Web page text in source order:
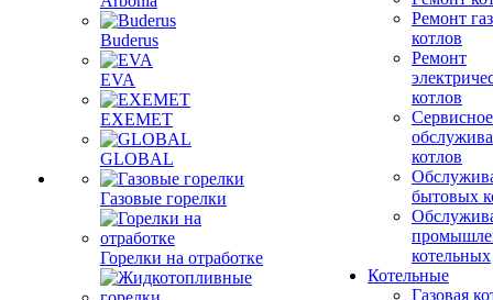
Buderus
EVA
EXEMET
GLOBAL
Газовые горелки
Горелки на отработке
Ремонт
котлов
Ремонт
котлов
Сервисное
котлов
бытовых
котельных
Котельные
Газовая